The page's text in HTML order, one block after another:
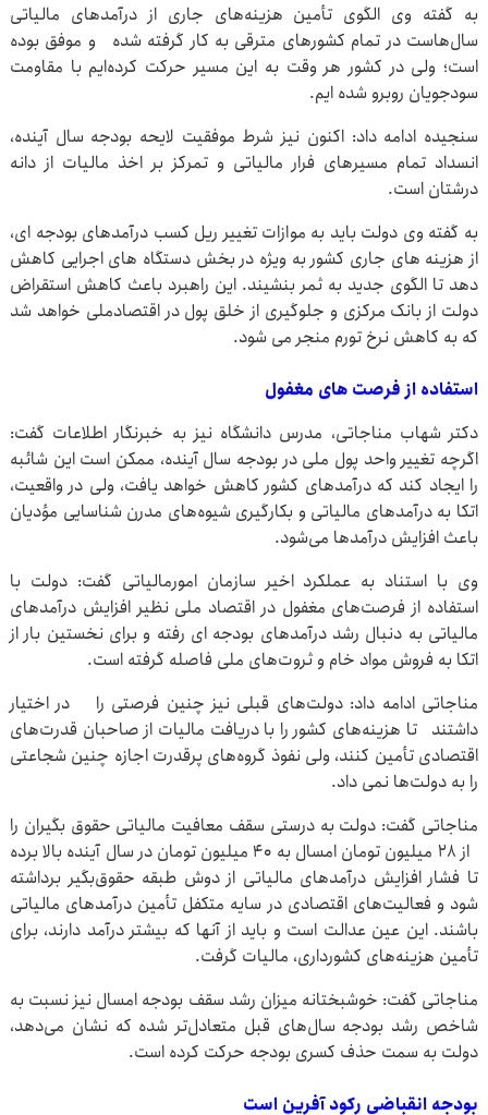
به گفته وی الگوی تأمین هزینه‌های جاری از درآمدهای مالیاتی
سال‌هاست در تمام کشورهای مترقی به کار گرفته شده و موفق بوده
است؛ ولی در کشور هر وقت به این مسیر حرکت کرده‌ایم با مقاومت
سودجویان روبرو شده ایم.
سنجیده ادامه داد: اکنون نیز شرط موفقیت لایحه بودجه سال آینده،
انسداد تمام مسیرهای فرار مالیاتی و تمرکز بر اخذ مالیات از دانه
درشتان است.
به گفته وی دولت باید به موازات تغییر ریل کسب درآمدهای بودجه ای،
از هزینه های جاری کشور به ویژه در بخش دستگاه های اجرایی کاهش
دهد تا الگوی جدید به ثمر بنشیند. این راهبرد باعث کاهش استقراض
دولت از بانک مرکزی و جلوگیری از خلق پول در اقتصادملی خواهد شد
که به کاهش نرخ تورم منجر می شود.
استفاده از فرصت های مغفول
دکتر شهاب مناجاتی، مدرس دانشگاه نیز به خبرنگار اطلاعات گفت:
اگرچه تغییر واحد پول ملی در بودجه سال آینده، ممکن است این شائبه
را ایجاد کند که درآمدهای کشور کاهش خواهد یافت، ولی در واقعیت،
اتکا به درآمدهای مالیاتی و بکارگیری شیوه‌های مدرن شناسایی مؤدیان
باعث افزایش درآمدها می‌شود.
وی با استناد به عملکرد اخیر سازمان امورمالیاتی گفت: دولت با
استفاده از فرصت‌های مغفول در اقتصاد ملی نظیر افزایش درآمدهای
مالیاتی به دنبال رشد درآمدهای بودجه ای رفته و برای نخستین بار از
اتکا به فروش مواد خام و ثروت‌های ملی فاصله گرفته است.
مناجاتی ادامه داد: دولت‌های قبلی نیز چنین فرصتی را در اختیار
داشتند تا هزینه‌های کشور را با دریافت مالیات از صاحبان قدرت‌های
اقتصادی تأمین کنند، ولی نفوذ گروه‌های پرقدرت اجازه چنین شجاعتی
را به دولت‌ها نمی داد.
مناجاتی گفت: دولت به درستی سقف معافیت مالیاتی حقوق بگیران را
از ۲۸ میلیون تومان امسال به ۴۰ میلیون تومان در سال آینده بالا برده
تا فشار افزایش درآمدهای مالیاتی از دوش طبقه حقوق‌بگیر برداشته
شود و فعالیت‌های اقتصادی در سایه متکفل تأمین درآمدهای مالیاتی
باشند. این عین عدالت است و باید از آنها که بیشتر درآمد دارند، برای
تأمین هزینه‌های کشورداری، مالیات گرفت.
مناجاتی گفت: خوشبختانه میزان رشد سقف بودجه امسال نیز نسبت به
شاخص رشد بودجه سال‌های قبل متعادل‌تر شده که نشان می‌دهد،
دولت به سمت حذف کسری بودجه حرکت کرده است.
بودجه انقباضی رکود آفرین است